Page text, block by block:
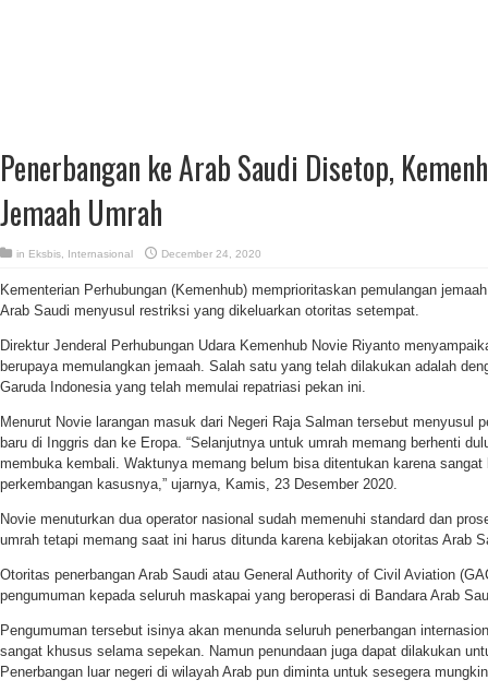
Penerbangan ke Arab Saudi Disetop,
Jemaah Umrah
in Eksbis Internasional December 24, 2020
Kementerian Perhubungan (Kemenhub) memprioritaskan pemulangan
Arab Saudi menyusul restriksi yang dikeluarkan otoritas setempat.
Direktur Jenderal Perhubungan Udara Kemenhub Novie Riyanto
berupaya memulangkan jemaah. Salah satu yang telah dilakukan adalah
Garuda Indonesia yang telah memulai repatriasi pekan ini.
Menurut Novie larangan masuk dari Negeri Raja Salman tersebut menyusul
baru di Inggris dan ke Eropa. “Selanjutnya untuk umrah memang berhenti
membuka kembali. Waktunya memang belum bisa ditentukan karena sangat
perkembangan kasusnya,” ujarnya, Kamis, 23 Desember 2020.
Novie menuturkan dua operator nasional sudah memenuhi standard dan
umrah tetapi memang saat ini harus ditunda karena kebijakan otoritas Arab
Otoritas penerbangan Arab Saudi atau General Authority of Civil Aviation
pengumuman kepada seluruh maskapai yang beroperasi di Bandara Arab
Pengumuman tersebut isinya akan menunda seluruh penerbangan
sangat khusus selama sepekan. Namun penundaan juga dapat dilakukan
Penerbangan luar negeri di wilayah Arab pun diminta untuk sesegera